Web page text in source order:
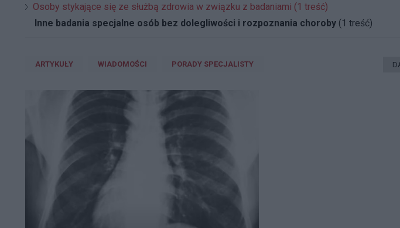
Osoby stykające się ze służbą zdrowia w związku z badaniami (1 treść)
Inne badania specjalne osób bez dolegliwości i rozpoznania choroby (1 treść)
ARTYKUŁY WIADOMOŚCI PORADY SPECJALISTY